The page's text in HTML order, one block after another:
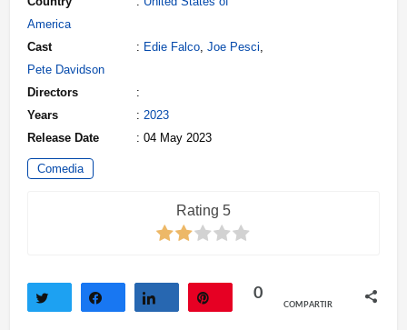
America
Cast
: Edie Falco, Joe Pesci,
Pete Davidson
Directors
:
Years
: 2023
Release Date
: 04 May 2023
Comedia
Rating 5
0
COMPARTIR